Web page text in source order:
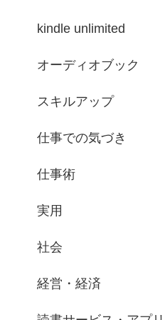
kindle unlimited
オーディオブック
スキルアップ
仕事での気づき
仕事術
実用
社会
経営・経済